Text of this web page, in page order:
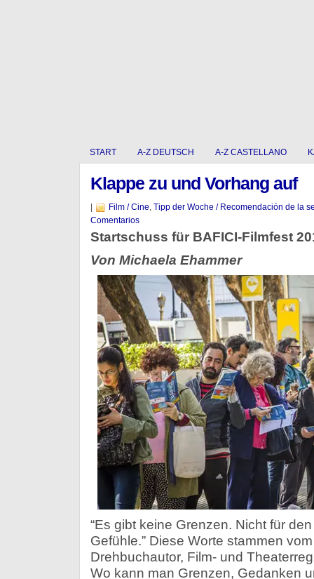
START A-Z DEUTSCH A-Z CASTELLANO
Klappe zu und Vorhang auf
Film / Cine, Tipp der Woche / Recomendación de la
Comentarios
Startschuss für BAFICI-Filmfest
Von Michaela Ehammer
“Es gibt keine Grenzen. Nicht für
Gefühle.” Diese Worte stammen
Drehbuchautor, Film- und
Wo kann man Grenzen, Gedanken